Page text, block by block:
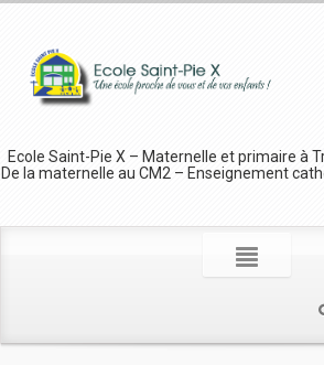
Ecole Saint-Pie X – Maternelle et primaire à
De la maternelle au CM2 – Enseignement